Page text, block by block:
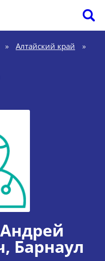
» Алтайский край
»
, Барнаул